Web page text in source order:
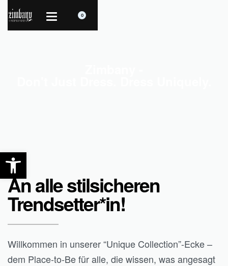
0
An alle stilsicheren
Trendsetter*in!
Willkommen in unserer “Unique Collection”-Ecke –
dem Place-to-Be für alle, die wissen, was angesagt
Open toolbar